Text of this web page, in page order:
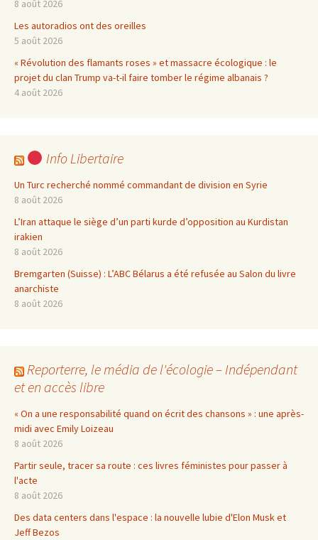
8 août 2026
Les autoradios ont des oreilles
5 août 2026
« Révolution des flamants roses » et massacre écologique : le
projet du clan Trump va-t-il faire tomber le régime albanais ?
4 août 2026
Info Libertaire
Un Turc recherché nommé commandant de division en Syrie
8 août 2026
L’Iran attaque le siège d’un parti kurde d’opposition au Kurdistan
irakien
8 août 2026
Bremgarten (Suisse) : L’ABC Bélarus a été refusée au Salon du livre
anarchiste
8 août 2026
Reporterre, le média de l'écologie – Indépendant
et en accès libre
« On a une responsabilité quand on écrit des chansons » : une après-
midi avec Emily Loizeau
8 août 2026
Partir seule, tracer sa route : ces livres féministes pour passer à
l'acte
8 août 2026
Des data centers dans l'espace : la nouvelle lubie d'Elon Musk et
Jeff Bezos